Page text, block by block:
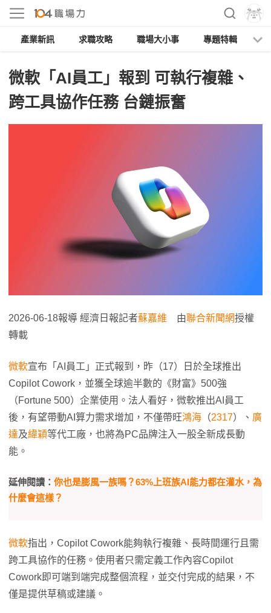
產業新訊 求職攻略 職場大小事 專題特輯
微軟「AI員工」報到 可執行複雜、
跨工具協作任務 台鏈振奮
2026-06-18報導 經濟日報記者蘇嘉維 由聯合新聞網授權
轉載
微軟宣布「AI員工」正式報到，昨（17）日於全球推出
Copilot Cowork，並獲全球逾半數的《財富》500強
（Fortune 500）企業使用。法人看好，微軟推出AI員工
後，有望帶動AI算力需求增加，不僅帶旺鴻海 （2317）、 廣
達及緯穎等代工廠，也將為PC品牌注入一股全新成長動
能。
延伸閱讀： 你也是膨風一族嗎？63%上班族AI能力都在灌水，為
什麼會這樣？
微軟指出，Copilot Cowork能夠執行複雜、長時間運行且需
跨工具協作的任務。使用者只需定義工作內容Copilot
Cowork即可端到端完成整個流程，並交付完成的結果，不
僅是提供草稿或建議。